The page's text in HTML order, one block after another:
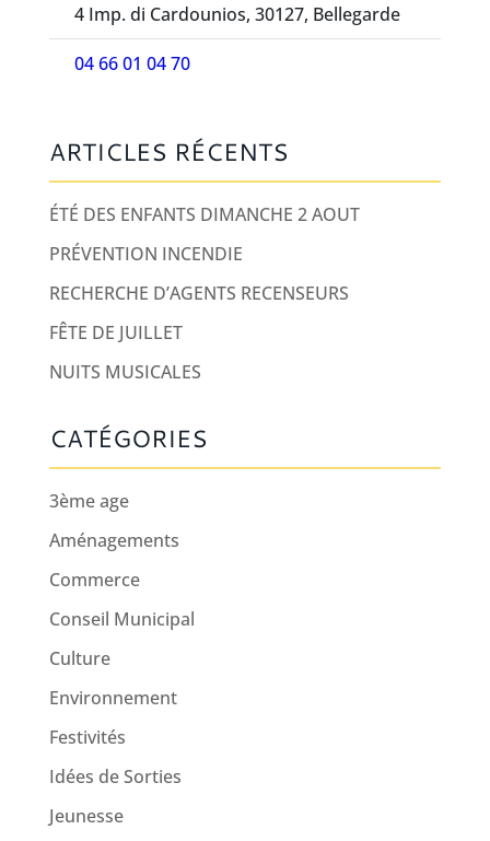
4 Imp. di Cardounios, 30127, Bellegarde
04 66 01 04 70
ARTICLES RÉCENTS
ÉTÉ DES ENFANTS DIMANCHE 2 AOUT
PRÉVENTION INCENDIE
RECHERCHE D’AGENTS RECENSEURS
FÊTE DE JUILLET
NUITS MUSICALES
CATÉGORIES
3ème age
Aménagements
Commerce
Conseil Municipal
Culture
Environnement
Festivités
Idées de Sorties
Jeunesse